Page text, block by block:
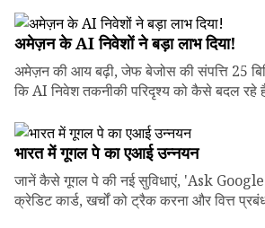
अमेज़न के AI निवेशों ने बड़ा लाभ दिया!
अमेज़न की आय बढ़ी, जेफ बेजोस की संपत्ति 25
कि AI निवेश तकनीकी परिदृश्य को कैसे बदल रहे
भारत में गूगल पे का एआई उन्नयन
जानें कैसे गूगल पे की नई सुविधाएं, 'Ask
क्रेडिट कार्ड, खर्चों को ट्रैक करना और वित्त